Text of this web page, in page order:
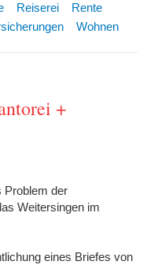
Reiserei
Rente
Wohnen
+
Problem der
Weitersingen im
eines Briefes von